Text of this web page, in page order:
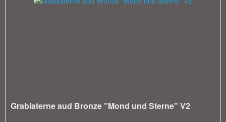
Grablaterne aud Bronze "Mond und Sterne" V2